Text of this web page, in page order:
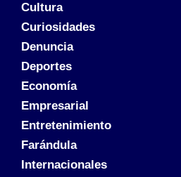
Cultura
Curiosidades
Denuncia
Deportes
Economía
Empresarial
Entretenimiento
Farándula
Internacionales